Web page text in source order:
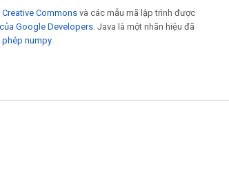
Commons và các mẫu mã lập trình được
Google Developers . Java là một nhãn hiệu đã
phép numpy.